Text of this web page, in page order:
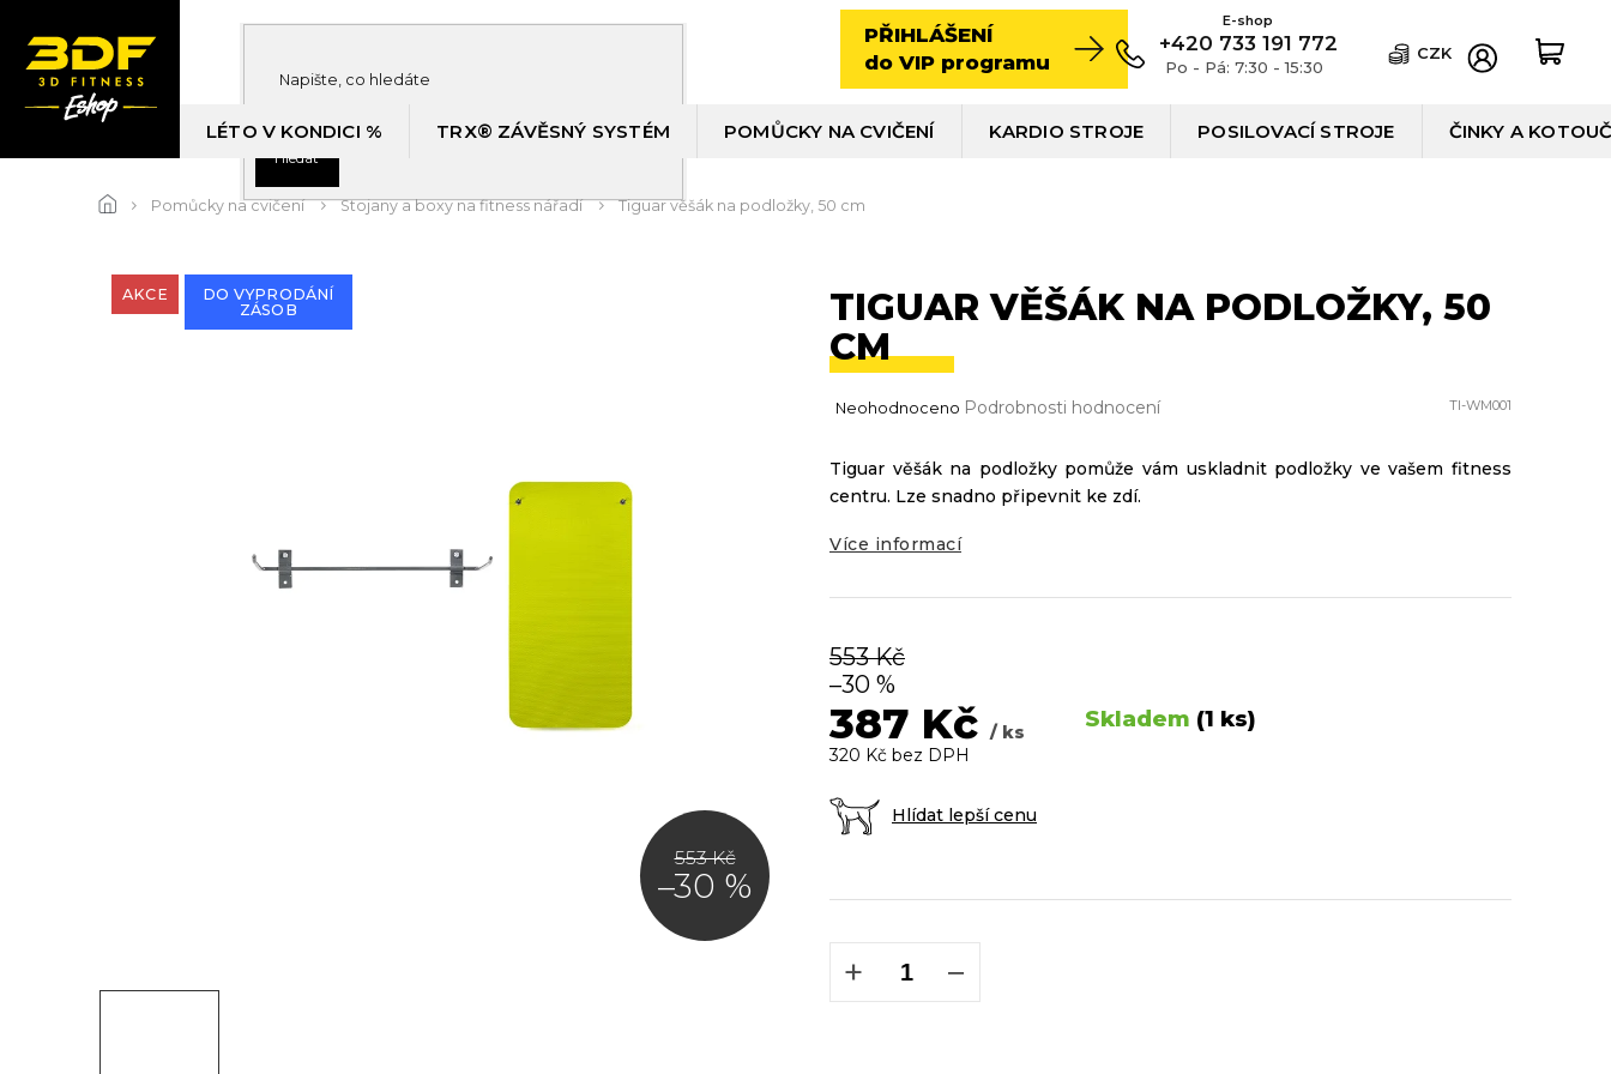
obsah
PŘIHLÁŠENÍ
do VIP programu
+420 733 191 772
Po - Pá: 7:30 - 15:30
CZK
Hledat
LÉTO V KONDICI % TRX® ZÁVĚSNÝ SYSTÉM POMŮCKY NA CVIČENÍ KARDIO STROJE POSILOVACÍ STROJE ČINKY A
Pomůcky na cvičení Stojany a boxy na fitness nářadí Tiguar věšák na podložky, 50 cm
AKCE
DO VYPRODÁNÍ
ZÁSOB
553 Kč
–30 %
TIGUAR VĚŠÁK NA PODLOŽKY, 50
CM
TI-WM001
Průměrné
je
0,0
5
Neohodnoceno Podrobnosti hodnocení
553 Kč
–30 %
387 Kč / ks Skladem (1 ks)
Hlídat lepší cenu
320 Kč bez DPH
+ −
Tiguar věšák na podložky pomůže vám uskladnit podložky ve vašem fitness
centru. Lze snadno připevnit ke zdí.
Více informací